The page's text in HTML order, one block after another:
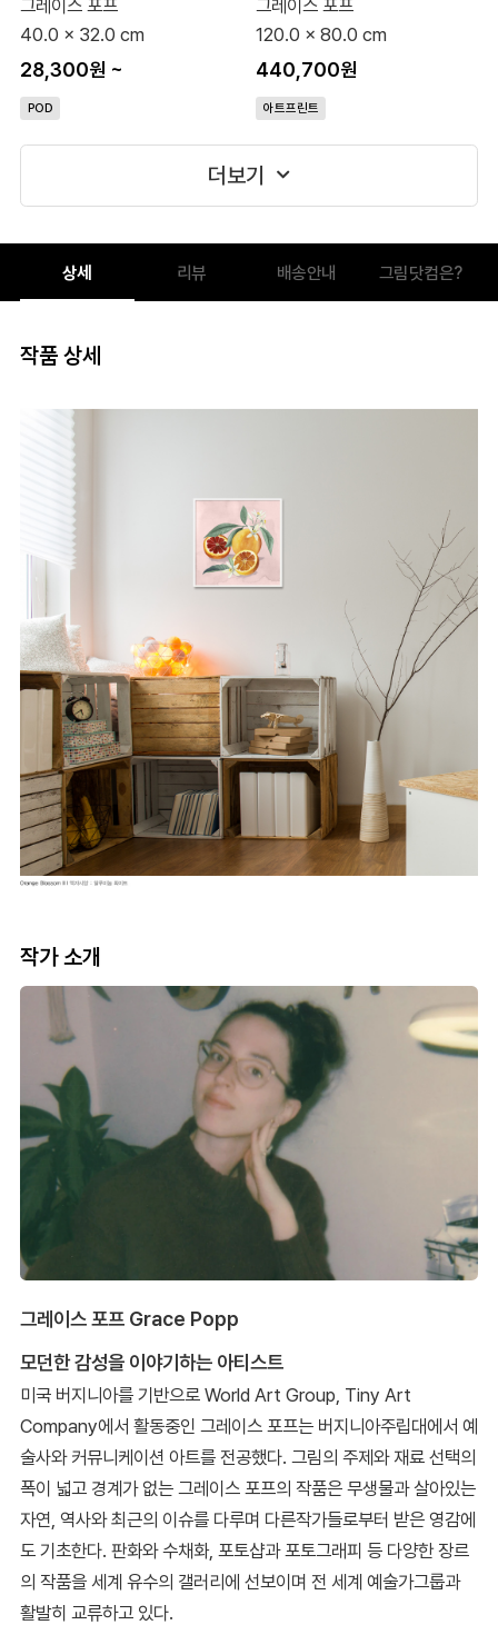
그레이스 포프
40.0 x 32.0 cm
28,300원 ~
POD
그레이스 포프
120.0 x 80.0 cm
440,700원
아트프린트
더보기
상세 리뷰 배송안내 그림닷컴은?
작품 상세
작가 소개
그레이스 포프 Grace Popp
모던한 감성을 이야기하는 아티스트
미국 버지니아를 기반으로 World Art Group, Tiny Art
Company에서 활동중인 그레이스 포프는 버지니아주립대에서 예
술사와 커뮤니케이션 아트를 전공했다. 그림의 주제와 재료 선택의
폭이 넓고 경계가 없는 그레이스 포프의 작품은 무생물과 살아있는
자연, 역사와 최근의 이슈를 다루며 다른작가들로부터 받은 영감에
도 기초한다. 판화와 수채화, 포토샵과 포토그래피 등 다양한 장르
의 작품을 세계 유수의 갤러리에 선보이며 전 세계 예술가그룹과
활발히 교류하고 있다.